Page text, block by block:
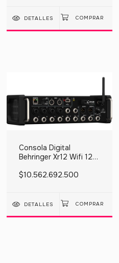
DETALLES
Consola Digital
Behringer Xr12 Wifi 12
$10.562.692.500
DETALLES